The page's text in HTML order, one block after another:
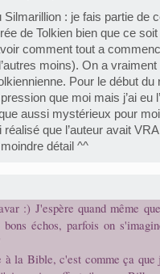
Silmarillion : je fais partie de
de Tolkien bien que ce
comment tout a
moins). On a
Pour le début
que moi mais j’ai eu
aussi mystérieux pour
réalisé que l’auteur avait
détail ^^
:) J'espère quand même
échos, parfois on
la Bible, c'est comme ça